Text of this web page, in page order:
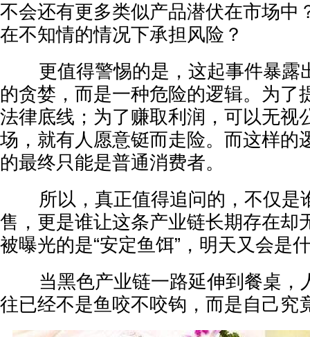
不会还有更多类似产品潜伏在市场中
在不知情的情况下承担风险？
更值得警惕的是，这起事件暴露
的贪婪，而是一种危险的逻辑。为了
法律底线；为了赚取利润，可以无视
场，就有人愿意铤而走险。而这样的
的最终只能是普通消费者。
所以，真正值得追问的，不仅是
售，更是谁让这条产业链长期存在却
被曝光的是“安定鱼饵”，明天又会是
当黑色产业链一路延伸到餐桌，
往已经不是鱼咬不咬钩，而是自己究